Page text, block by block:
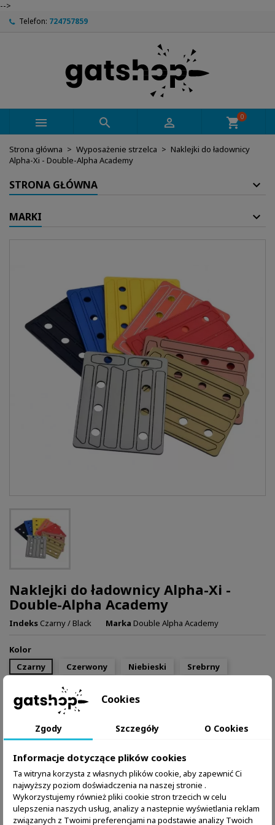
-->
Telefon: 724757859
   shopping_cart0
Strona główna Wyposażenie strzelca
Naklejki do ładownicy
Alpha-Xi - Double-Alpha Academy
STRONA GŁÓWNA
MARKI
Naklejki do ładownicy Alpha-Xi -
Double-Alpha Academy
Indeks Czarny / Black Marka Double Alpha Academy
Kolor
Czarny
Czerwony Niebieski Srebrny
17,99 zł Brutto
 Dodaj do koszyka
W magazynie: 12 Przedmioty
Zapytaj o produkt przez WhatsApp
Cookies
Zgody Szczegóły O Cookies
Informacje dotyczące plików cookies
Ta witryna korzysta z własnych plików cookie, aby zapewnić Ci
najwyższy poziom doświadczenia na naszej stronie .
Wykorzystujemy również pliki cookie stron trzecich w celu
ulepszenia naszych usług, analizy a nastepnie wyświetlania reklam
związanych z Twoimi preferencjami na podstawie analizy Twoich